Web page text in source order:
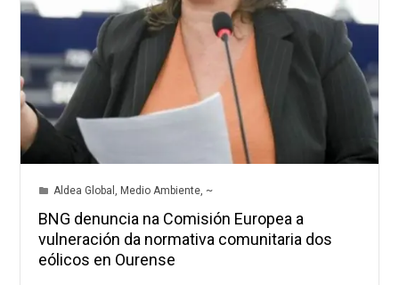
Aldea Global , Medio Ambiente, ~
BNG denuncia na Comisión Europea a
vulneración da normativa comunitaria dos
eólicos en Ourense